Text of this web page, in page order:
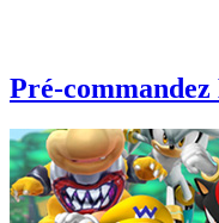
Pré-